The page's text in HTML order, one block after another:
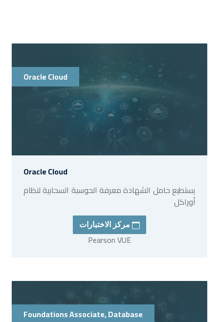
Oracle Cloud
Oracle Cloud
يستطيع حامل الشهادة معرفة الحوسبة السحابية لنظام
أوراكل
مركز الاختبارات
Pearson VUE
Foundations Associate, Database